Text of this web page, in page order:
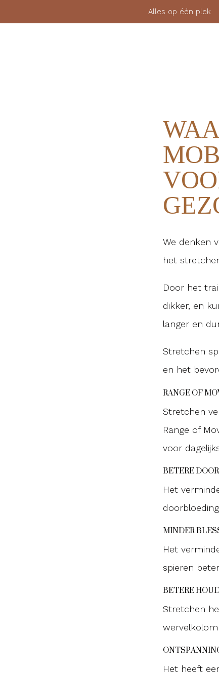
Alles op één
We denken
het
Door het
dikker, en
langer en
Stretchen
en het
RANGE OF
Stretchen
Range of
voor
BETERE
Het
MINDER
Het
spieren
BETERE
Stretchen
Het heeft